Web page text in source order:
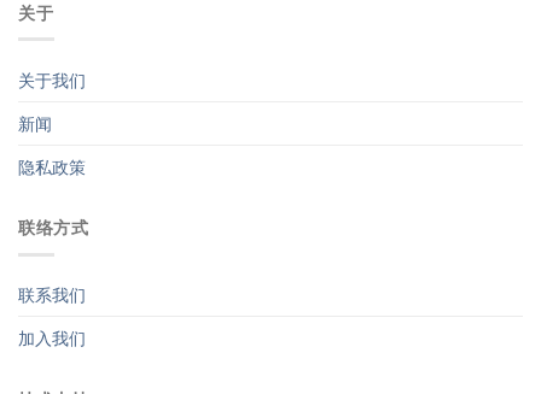
关于
关于我们
新闻
隐私政策
联络方式
联系我们
加入我们